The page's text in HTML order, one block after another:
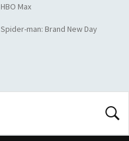
HBO Max
Spider-man: Brand New Day